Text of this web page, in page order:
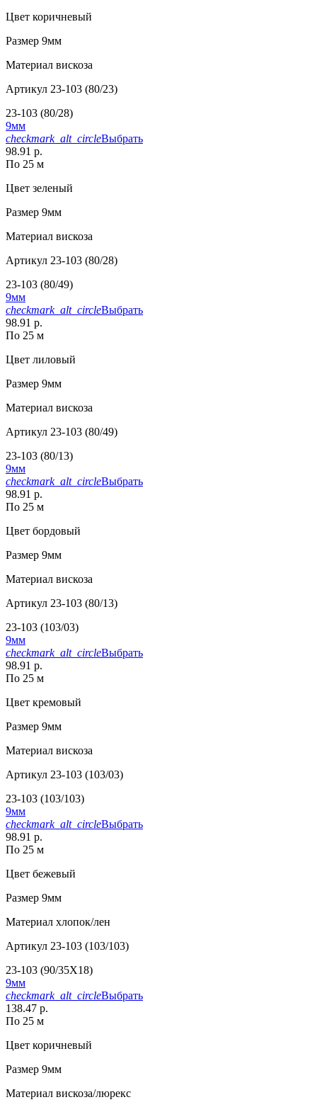
Цвет коричневый
Размер 9мм
Материал вискоза
Артикул 23-103 (80/23)
23-103 (80/28)
9мм
checkmark_alt_circleВыбрать
98.91 р.
По 25 м
Цвет зеленый
Размер 9мм
Материал вискоза
Артикул 23-103 (80/28)
23-103 (80/49)
9мм
checkmark_alt_circleВыбрать
98.91 р.
По 25 м
Цвет лиловый
Размер 9мм
Материал вискоза
Артикул 23-103 (80/49)
23-103 (80/13)
9мм
checkmark_alt_circleВыбрать
98.91 р.
По 25 м
Цвет бордовый
Размер 9мм
Материал вискоза
Артикул 23-103 (80/13)
23-103 (103/03)
9мм
checkmark_alt_circleВыбрать
98.91 р.
По 25 м
Цвет кремовый
Размер 9мм
Материал вискоза
Артикул 23-103 (103/03)
23-103 (103/103)
9мм
checkmark_alt_circleВыбрать
98.91 р.
По 25 м
Цвет бежевый
Размер 9мм
Материал хлопок/лен
Артикул 23-103 (103/103)
23-103 (90/35X18)
9мм
checkmark_alt_circleВыбрать
138.47 р.
По 25 м
Цвет коричневый
Размер 9мм
Материал вискоза/люрекс